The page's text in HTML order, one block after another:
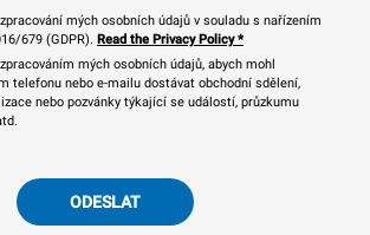
mých osobních údajů v souladu s nařízením
679 (GDPR). Read the Privacy Policy*
mých osobních údajů, abych mohl
telefonu nebo e-mailu dostávat obchodní sdělení,
nebo pozvánky týkající se událostí, průzkumu
ODESLAT